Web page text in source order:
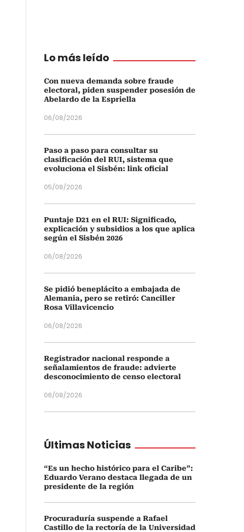
Lo más leído
Con nueva demanda sobre fraude
electoral, piden suspender posesión de
Abelardo de la Espriella
06/08/2026
Paso a paso para consultar su
clasificación del RUI, sistema que
evoluciona el Sisbén: link oficial
05/08/2026
Puntaje D21 en el RUI: Significado,
explicación y subsidios a los que aplica
según el Sisbén 2026
06/08/2026
Se pidió beneplácito a embajada de
Alemania, pero se retiró: Canciller
Rosa Villavicencio
06/08/2026
Registrador nacional responde a
señalamientos de fraude: advierte
desconocimiento de censo electoral
06/08/2026
Últimas Noticias
“Es un hecho histórico para el Caribe”:
Eduardo Verano destaca llegada de un
presidente de la región
Procuraduría suspende a Rafael
Castillo de la rectoría de la Universidad